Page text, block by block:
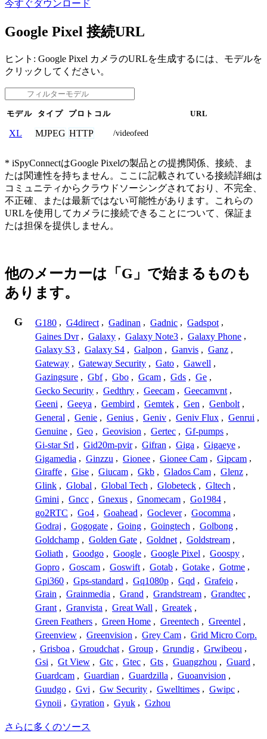
今すぐダウンロード
Google Pixel 接続URL
ヒント: Google Pixel カメラのURLを生成するには、モデルを
クリックしてください。
モデル タイプ プロトコル URL
XL MJPEG HTTP /videofeed
* iSpyConnectはGoogle Pixelの製品との提携関係、接続、ま
たは関連性を持ちません。ここに記載されている接続詳細は
コミュニティからクラウドソーシングされており、不完全、
不正確、または最新ではない可能性があります。これらの
URLを使用してカメラに接続できることについて、保証ま
たは担保を提供しません。
他のメーカーは「G」で始まるものも
あります。
G G180 , G4direct , Gadinan , Gadnic , Gadspot ,
Gaines Dvr , Galaxy , Galaxy Note3 , Galaxy Phone ,
Galaxy S3 , Galaxy S4 , Galpon , Ganvis , Ganz ,
Gateway , Gateway Security , Gato , Gawell ,
Gazingsure , Gbf , Gbo , Gcam , Gds , Ge ,
Gecko Security , Gedthry , Geecam , Geecamvnt ,
Geeni , Geeya , Gembird , Gemtek , Gen , Genbolt ,
General , Genie , Genius , Geniv , Geniv Flux , Genrui ,
Genuine , Geo , Geovision , Gertec , Gf-pumps ,
Gi-star Srl , Gid20m-pvir , Gifran , Giga , Gigaeye ,
Gigamedia , Ginzzu , Gionee , Gionee Cam , Gipcam ,
Giraffe , Gise , Giucam , Gkb , Glados Cam , Glenz ,
Glink , Global , Global Tech , Globeteck , Gltech ,
Gmini , Gncc , Gnexus , Gnomecam , Go1984 ,
go2RTC , Go4 , Goahead , Goclever , Gocomma ,
Godraj , Gogogate , Going , Goingtech , Golbong ,
Goldchamp , Golden Gate , Goldnet , Goldstream ,
Goliath , Goodgo , Google , Google Pixel , Goospy ,
Gopro , Goscam , Goswift , Gotab , Gotake , Gotme ,
Gpi360 , Gps-standard , Gq1080p , Gqd , Grafeio ,
Grain , Grainmedia , Grand , Grandstream , Grandtec ,
Grant , Granvista , Great Wall , Greatek ,
Green Feathers , Green Home , Greentech , Greentel ,
Greenview , Greenvision , Grey Cam , Grid Micro Corp.
, Grisboa , Groudchat , Group , Grundig , Grwibeou ,
Gsi , Gt View , Gtc , Gtec , Gts , Guangzhou , Guard ,
Guardcam , Guardian , Guardzilla , Guoanvision ,
Guudgo , Gvi , Gw Security , Gwelltimes , Gwipc ,
Gynoii , Gyration , Gyuk , Gzhou
さらに多くのソース